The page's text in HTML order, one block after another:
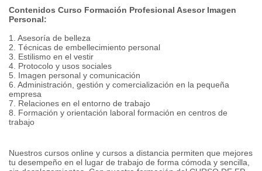
Contenidos Curso Formación Profesional Asesor Imagen
Personal:
1. Asesoría de belleza
2. Técnicas de embellecimiento personal
3. Estilismo en el vestir
4. Protocolo y usos sociales
5. Imagen personal y comunicación
6. Administración, gestión y comercialización en la pequeña
empresa
7. Relaciones en el entorno de trabajo
8. Formación y orientación laboral formación en centros de
trabajo
Nuestros cursos online y cursos a distancia permiten que mejores
tu desempeño en el lugar de trabajo de forma cómoda y sencilla,